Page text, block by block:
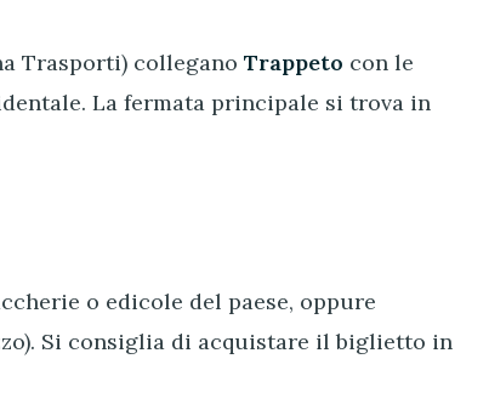
Trasporti) colleganoTrappeto con le
La fermata principale si trova in
o edicole del paese, oppure
Si consiglia di acquistare il biglietto in